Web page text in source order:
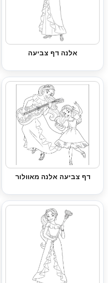
אלנה דף צביעה
דף צביעה אלנה מאוולור